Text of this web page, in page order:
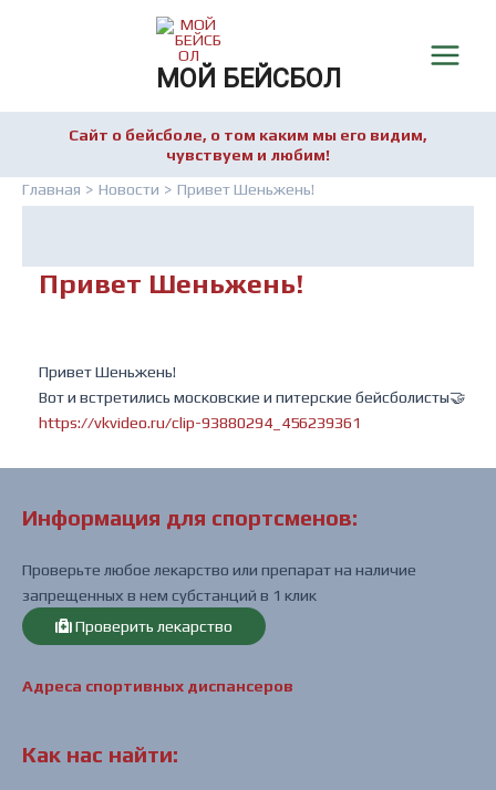
МОЙ БЕЙСБОЛ
Menu
Сайт о бейсболе, о том каким мы его видим,
чувствуем и любим!
Главная
Новости Привет Шеньжень!
Привет Шеньжень!
Привет Шеньжень!
Вот и встретились московские и питерские бейсболисты🤝
https://vkvideo.ru/clip-93880294_456239361
Информация для спортсменов:
Проверьте любое лекарство или препарат на наличие
запрещенных в нем субстанций в 1 клик
Проверить лекарство
Адреса спортивных диспансеров
Как нас найти: